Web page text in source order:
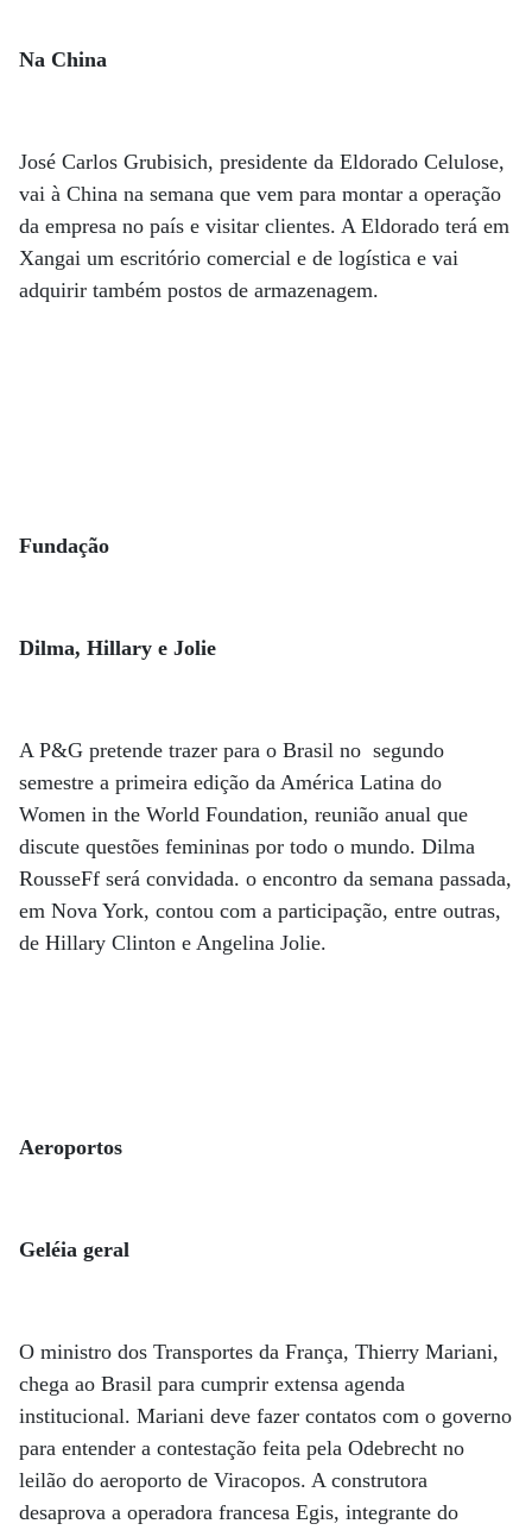
Na China
José Carlos Grubisich, presidente da Eldorado Celulose,
vai à China na semana que vem para montar a operação
da empresa no país e visitar clientes. A Eldorado terá em
Xangai um escritório comercial e de logística e vai
adquirir também postos de armazenagem.
Fundação
Dilma, Hillary e Jolie
A P&G pretende trazer para o Brasil no segundo
semestre a primeira edição da América Latina do
Women in the World Foundation, reunião anual que
discute questões femininas por todo o mundo. Dilma
RousseFf será convidada. o encontro da semana passada,
em Nova York, contou com a participação, entre outras,
de Hillary Clinton e Angelina Jolie.
Aeroportos
Geléia geral
O ministro dos Transportes da França, Thierry Mariani,
chega ao Brasil para cumprir extensa agenda
institucional. Mariani deve fazer contatos com o governo
para entender a contestação feita pela Odebrecht no
leilão do aeroporto de Viracopos. A construtora
desaprova a operadora francesa Egis, integrante do